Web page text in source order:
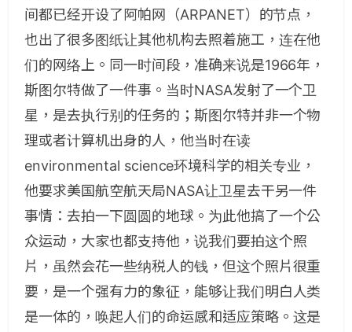
间都已经开设了阿帕网（ARPANET）的节点，
也出了很多图纸让其他机构去照着施工，连在他
们的网络上。同一时间段，准确来说是1966年，
斯图尔特做了一件事。当时NASA发射了一个卫
星，是去执行别的任务的；斯图尔特并非一个物
理或者计算机出身的人，他当时在读
environmental science环境科学的相关专业，
他要求美国航空航天局NASA让卫星去干另一件
事情：去拍一下圆圆的地球。为此他搞了一个公
众运动，大家也都支持他，说我们要拍这个照
片，虽然会花一些纳税人的钱，但这个照片很重
要，是一个强有力的象征，能够让我们明白人类
是一体的，唤起人们的命运感和适应策略。这是